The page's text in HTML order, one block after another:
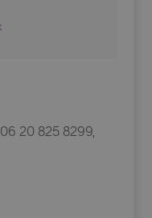
06 20 825 8299,